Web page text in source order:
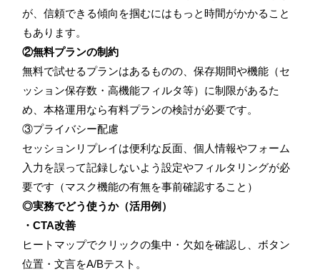
が、信頼できる傾向を掴むにはもっと時間がかかること
もあります。
②無料プランの制約
無料で試せるプランはあるものの、保存期間や機能（セ
ッション保存数・高機能フィルタ等）に制限があるた
め、本格運用なら有料プランの検討が必要です。
③プライバシー配慮
セッションリプレイは便利な反面、個人情報やフォーム
入力を誤って記録しないよう設定やフィルタリングが必
要です（マスク機能の有無を事前確認すること）
◎実務でどう使うか（活用例）
・CTA改善
ヒートマップでクリックの集中・欠如を確認し、ボタン
位置・文言をA/Bテスト。